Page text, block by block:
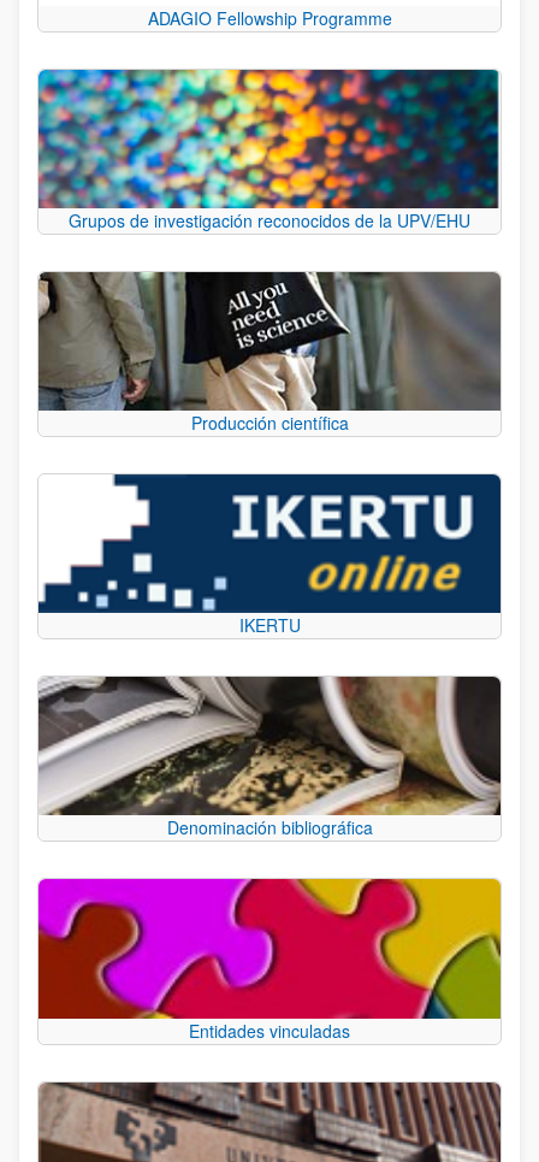
ADAGIO Fellowship Programme
Grupos de investigación reconocidos de la UPV/EHU
Producción científica
IKERTU
Denominación bibliográfica
Entidades vinculadas